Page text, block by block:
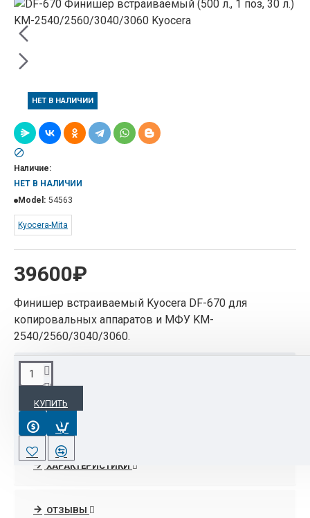
НЕТ В НАЛИЧИИ
39600₽
Наличие:
НЕТ В НАЛИЧИИ
Model: 54563
Kyocera-Mita
Финишер встраиваемый Kyocera DF-670 для
копировальных аппаратов и МФУ KM-
2540/2560/3040/3060.
КУПИТЬ
ОПИСАНИЕ
DF-670 — встраиваемый финишер, поэтому
копир не обязательно устанавливать на тумбу.
Он может сортировать, группировать и скреплять
комплекты копий, его лоток способен вместить
сдвига одного комплекта относительно другого.
ХАРАКТЕРИСТИКИ
ОТЗЫВЫ